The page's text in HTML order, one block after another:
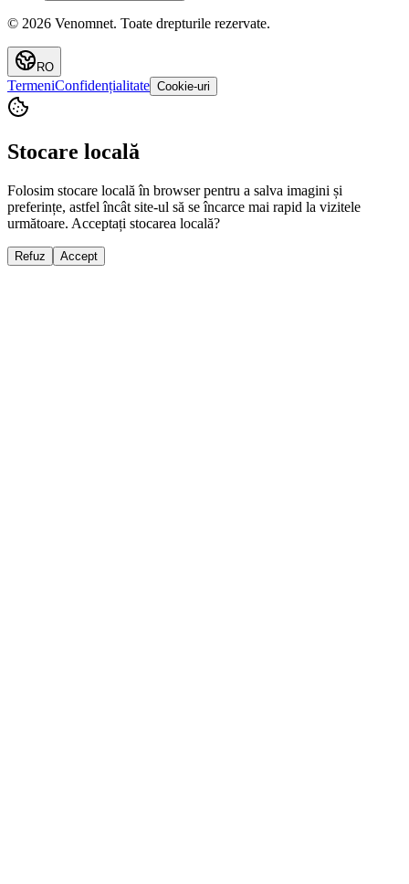
© 2026 Venomnet. Toate drepturile rezervate.
RO
TermeniConfidențialitate Cookie-uri
Stocare locală
Folosim stocare locală în browser pentru a salva imagini și
preferințe, astfel încât site-ul să se încarce mai rapid la vizitele
următoare. Acceptați stocarea locală?
Refuz Accept